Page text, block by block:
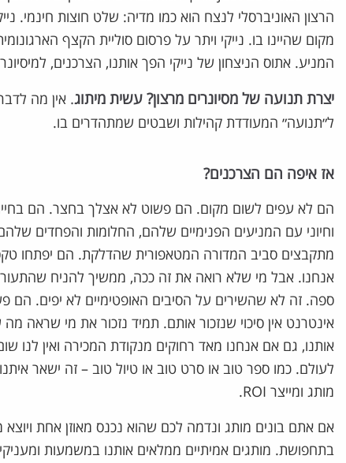
הרצון האוניברסלי לנצח הוא כמו מדיה: שלט חוצות חינמי.
מקום שהיינו בו. נייקי ויתר על פרסום סוליית הקצף
המניע. אתוס הניצחון של נייקי הפך אותנו, הצרכנים,
יצרת תנועה של מסיונרים מרצון? עשית מיתוג. אין מה
ל״תנועה״ המעודדת קהילות ושבטים שמתהדרים בו.
אז איפה הם הצרכנים?
הם לא עפים לשום מקום. הם פשוט לא אצלך בחצר. הם
וחיוני עם המניעים הפנימיים שלהם, החלומות והפחדים
מתקבצים סביב המדורה המטאפורית שהדלקת. הם יפתחו
אנחנו. אבל מי שלא רואה את זה ככה, ממשיך להניח
ספה. זה לא שהשירים על הסיבים האופטימיים לא יפים. הם
אינטרנט אין סיכוי שנזכור אותם. תמיד נזכור את מי שראה
אותנו, גם אם אנחנו מאד רחוקים מנקודת המכירה ואין
לעולם. כמו ספר טוב או סרט טוב או טיול טוב – זה ישאר
מותג ומייצר ROI.
אם אתם בונים מותג ונדמה לכם שהוא נכנס מאוזן אחת
בתחפושת. מותגים אמיתיים ממלאים אותנו במשמעות